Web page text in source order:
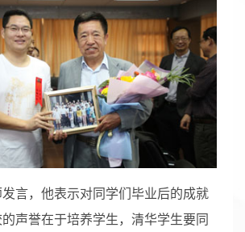
言，他表示对同学们毕业后的成就
声誉在于培养学生，清华学生要同